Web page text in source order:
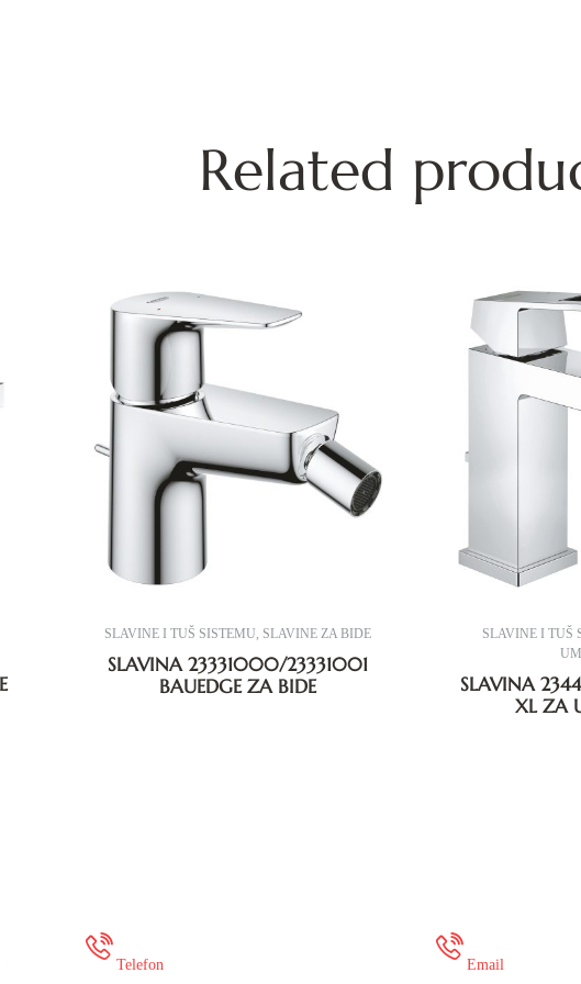
Related
SLAVINE I TUŠ SISTEMU, SLAVINE ZA BIDE
SLAVINA 23331000/23331001
BAUEDGE ZA BIDE
SLAVINE I TUŠ
SLAVINA
XL ZA
Telefon Email